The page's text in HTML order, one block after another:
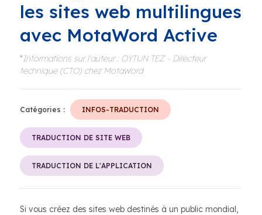
les sites web multilingues
avec MotaWord Active
*Informations sur l'auteur : OYTUN TEZ - Directeur
technique (CTO) chez MotaWord
Catégories : INFOS-TRADUCTION
TRADUCTION DE SITE WEB
TRADUCTION DE L'APPLICATION
Si vous créez des sites web destinés à un public mondial,